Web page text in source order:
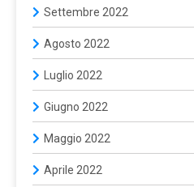
Settembre 2022
Agosto 2022
Luglio 2022
Giugno 2022
Maggio 2022
Aprile 2022